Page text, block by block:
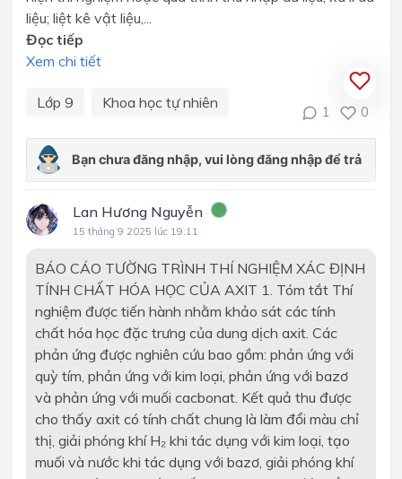
liệu; liệt kê vật liệu,...
Đọc tiếp
Xem chi tiết
Lớp 9 Khoa học tự nhiên
1 0
Lan Hương Nguyễn
15 tháng 9 2025 lúc 19:11
BÁO CÁO TƯỜNG TRÌNH THÍ NGHIỆM XÁC ĐỊNH
TÍNH CHẤT HÓA HỌC CỦA AXIT 1. Tóm tắt Thí
nghiệm được tiến hành nhằm khảo sát các tính
chất hóa học đặc trưng của dung dịch axit. Các
phản ứng được nghiên cứu bao gồm: phản ứng với
quỳ tím, phản ứng với kim loại, phản ứng với bazơ
và phản ứng với muối cacbonat. Kết quả thu được
cho thấy axit có tính chất chung là làm đổi màu chỉ
thị, giải phóng khí H₂ khi tác dụng với kim loại, tạo
muối và nước khi tác dụng với bazơ, giải phóng khí